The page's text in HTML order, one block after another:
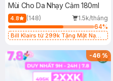
Mùi Cho Da Nhạy Cảm 180ml
4.8 (148)
1.5k/tháng
64%
Bill Klairs từ 299k Tặng Mặt Nạ
25ml (SL Có Hạn)
-46%